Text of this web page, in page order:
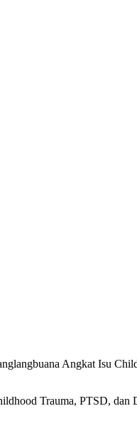
Angkat Isu
Trauma, PTSD,